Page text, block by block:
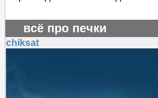
всё про печки
chiksat